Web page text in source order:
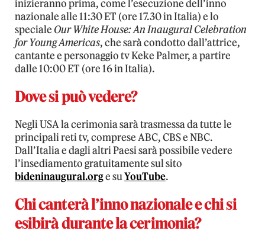
inizieranno prima, come l’esecuzione dell’inno
nazionale alle 11:30 ET (ore 17.30 in Italia) e lo
speciale Our White House: An Inaugural Celebration
for Young Americas, che sarà condotto dall’attrice,
cantante e personaggio tv Keke Palmer, a partire
dalle 10:00 ET (ore 16 in Italia).
Dove si può vedere?
Negli USA la cerimonia sarà trasmessa da tutte le
principali reti tv, comprese ABC, CBS e NBC.
Dall’Italia e dagli altri Paesi sarà possibile vedere
l’insediamento gratuitamente sul sito
bideninaugural.orge suYouTube.
Chi canterà l’inno nazionale e chi si
esibirà durante la cerimonia?